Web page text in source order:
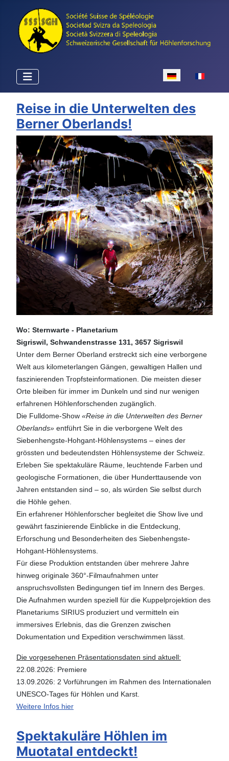
Sprache
Reise in die Unterwelten des
Berner Oberlands!
Wo: Sternwarte - Planetarium
Sigriswil, Schwandenstrasse 131, 3657 Sigriswil
Unter dem Berner Oberland erstreckt sich eine verborgene
Welt aus kilometerlangen Gängen, gewaltigen Hallen und
faszinierenden Tropfsteinformationen. Die meisten dieser
Orte bleiben für immer im Dunkeln und sind nur wenigen
erfahrenen Höhlenforschenden zugänglich.
Die Fulldome-Show «Reise in die Unterwelten des Berner
Oberlands» entführt Sie in die verborgene Welt des
Siebenhengste-Hohgant-Höhlensystems – eines der
grössten und bedeutendsten Höhlensysteme der Schweiz.
Erleben Sie spektakuläre Räume, leuchtende Farben und
geologische Formationen, die über Hunderttausende von
Jahren entstanden sind – so, als würden Sie selbst durch
die Höhle gehen.
Ein erfahrener Höhlenforscher begleitet die Show live und
gewährt faszinierende Einblicke in die Entdeckung,
Erforschung und Besonderheiten des Siebenhengste-
Hohgant-Höhlensystems.
Für diese Produktion entstanden über mehrere Jahre
hinweg originale 360°-Filmaufnahmen unter
anspruchsvollsten Bedingungen tief im Innern des Berges.
Die Aufnahmen wurden speziell für die Kuppelprojektion des
Planetariums SIRIUS produziert und vermitteln ein
immersives Erlebnis, das die Grenzen zwischen
Dokumentation und Expedition verschwimmen lässt.
Die vorgesehenen Präsentationsdaten sind aktuell:
22.08.2026: Premiere
13.09.2026: 2 Vorführungen im Rahmen des Internationalen
UNESCO-Tages für Höhlen und Karst.
Weitere Infos hier
Spektakuläre Höhlen im
Muotatal entdeckt!